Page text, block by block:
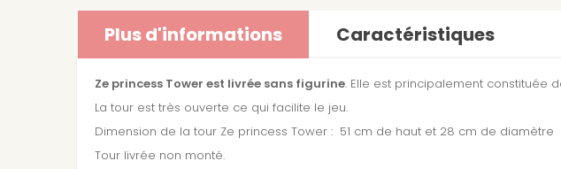
Plus d'informations Caractéristiques
Ze princess Tower est livrée sans figurine. Elle est principalement constituée
La tour est très ouverte ce qui facilite le jeu.
Dimension de la tour Ze princess Tower : 51 cm de haut et 28 cm de diamètre
Tour livrée non monté.